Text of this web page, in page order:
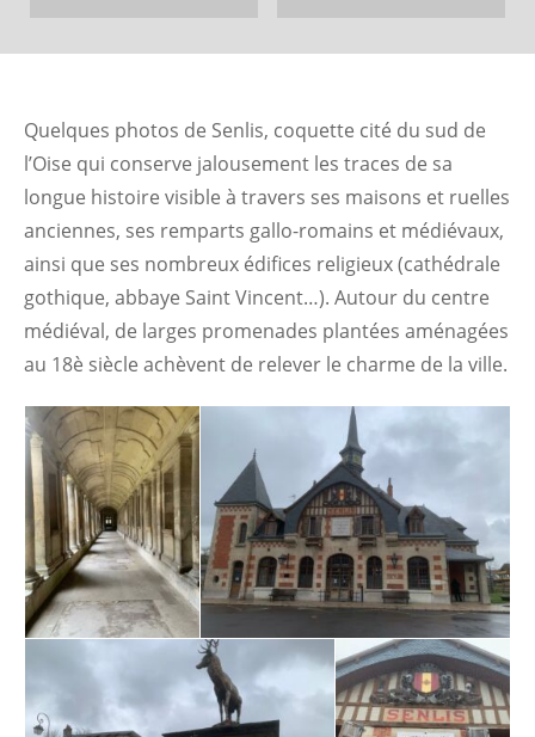
Quelques photos de Senlis, coquette cité du sud de
l’Oise qui conserve jalousement les traces de sa
longue histoire visible à travers ses maisons et ruelles
anciennes, ses remparts gallo-romains et médiévaux,
ainsi que ses nombreux édifices religieux (cathédrale
gothique, abbaye Saint Vincent…). Autour du centre
médiéval, de larges promenades plantées aménagées
au 18è siècle achèvent de relever le charme de la ville.